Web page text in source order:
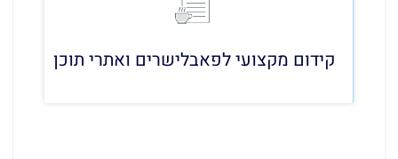
קידום מקצועי לפאבלישרים ואתרי תוכן